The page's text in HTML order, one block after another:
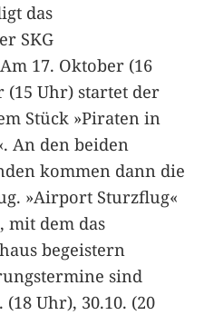
das
SKG
17. Oktober (16
(15 Uhr) startet der
Stück »Piraten in
An den beiden
kommen dann die
»Airport Sturzflug«
mit dem das
begeistern
sind
(18 Uhr), 30.10. (20